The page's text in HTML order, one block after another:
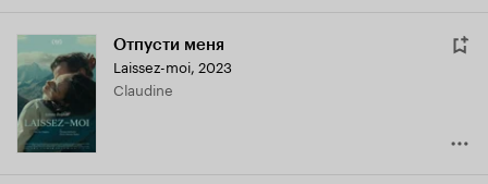
Отпусти меня
Laissez-moi, 2023
Claudine